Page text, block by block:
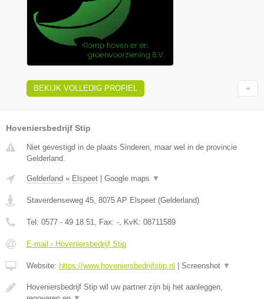
BEKIJK VOLLEDIG PROFIEL
Hoveniersbedrijf Stip
Niet gevestigd in de plaats Sinderen, maar wel in de provincie
Gelderland.
Gelderland » Elspeet Google maps ▼
Staverdenseweg 45, 8075 AP Elspeet (Gelderland)
Tel: 0577 - 49 18 51, Fax: -, KvK: 08711589
E-mail › Hoveniersbedrijf Stip
Website: https://www.hoveniersbedrijfstip.nl Screenshot ▼
Hoveniersbedrijf Stip wil uw partner zijn bij het aanleggen,